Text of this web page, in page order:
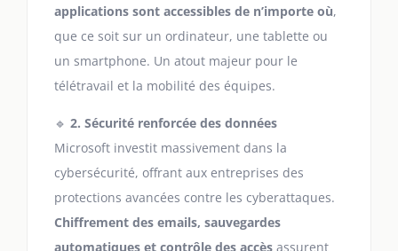
applications sont accessibles de n’importe où,
que ce soit sur un ordinateur, une tablette ou
un smartphone. Un atout majeur pour le
télétravail et la mobilité des équipes.
🔹 2. Sécurité renforcée des données
Microsoft investit massivement dans la
cybersécurité, offrant aux entreprises des
protections avancées contre les cyberattaques.
Chiffrement des emails, sauvegardes
automatiques et contrôle des accès assurent